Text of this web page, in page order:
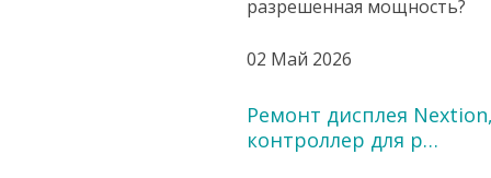
разрешенная мощность?
02 Май 2026
Ремонт дисплея Nextion,
контроллер для р…